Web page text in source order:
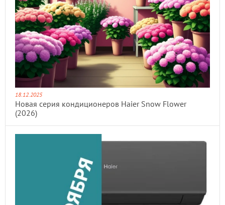
18.12.2025
Новая серия кондиционеров Haier Snow Flower
(2026)